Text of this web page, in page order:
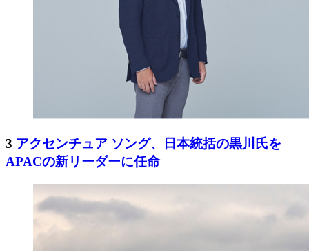
3 アクセンチュア ソング、日本統括の黒川氏を
APACの新リーダーに任命